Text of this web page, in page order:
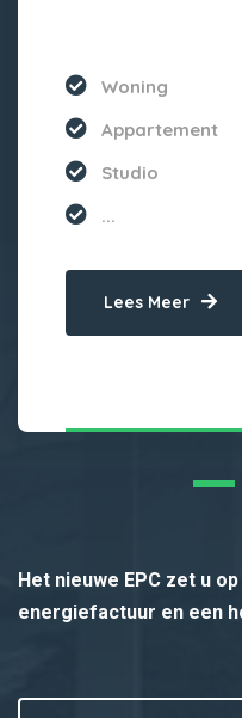
Woning
Appartement
Studio
...
Lees Meer
Het nieuwe EPC zet u
energiefactuur en een